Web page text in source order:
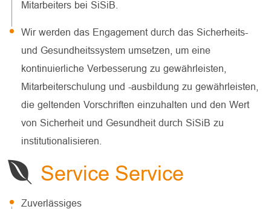
Mitarbeiters bei SiSiB.
Wir werden das Engagement durch das Sicherheits-
und Gesundheitssystem umsetzen, um eine
kontinuierliche Verbesserung zu gewährleisten,
Mitarbeiterschulung und -ausbildung zu gewährleisten,
die geltenden Vorschriften einzuhalten und den Wert
von Sicherheit und Gesundheit durch SiSiB zu
institutionalisieren.
Service Service
Zuverlässiges